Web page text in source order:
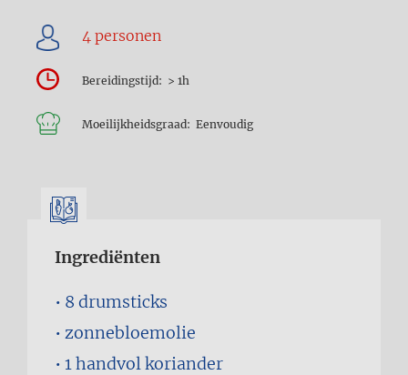
Bereidingstijd > 1h
Moeilijkheidsgraad Eenvoudig
Ingrediënten
8 drumsticks
zonnebloemolie
1 handvolkoriander